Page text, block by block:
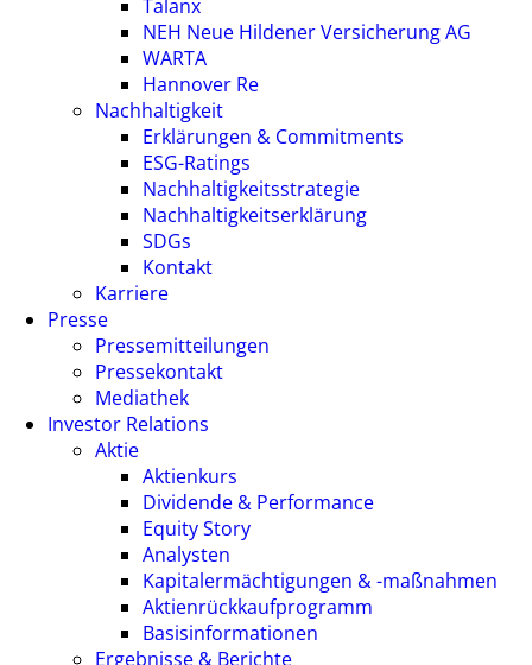
Talanx
NEH Neue Hildener Versicherung AG
WARTA
Hannover Re
Nachhaltigkeit
Erklärungen & Commitments
ESG-Ratings
Nachhaltigkeitsstrategie
Nachhaltigkeitserklärung
SDGs
Kontakt
Karriere
Presse
Pressemitteilungen
Pressekontakt
Mediathek
Investor Relations
Aktie
Aktienkurs
Dividende & Performance
Equity Story
Analysten
Kapitalermächtigungen & -maßnahmen
Aktienrückkaufprogramm
Basisinformationen
Ergebnisse & Berichte